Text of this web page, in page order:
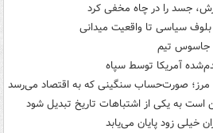
جسد را در چاه مخفی کرد
سیاسی تا واقعیت میدانی
جاسوس تیم
آمریکا توسط سپاه
صورت‌حساب سنگینی که به اقتصاد می‌رسد
است به یکی از اشتباهات تاریخ تبدیل شود
خیلی زود پایان می‌یابد